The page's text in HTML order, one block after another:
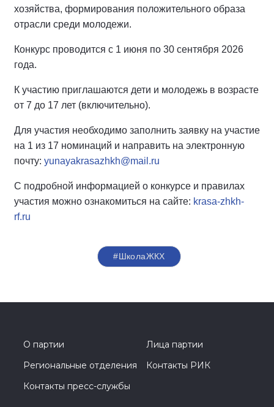
хозяйства, формирования положительного образа
отрасли среди молодежи.
Конкурс проводится с 1 июня по 30 сентября 2026
года.
К участию приглашаются дети и молодежь в возрасте
от 7 до 17 лет (включительно).
Для участия необходимо заполнить заявку на участие
на 1 из 17 номинаций и направить на электронную
почту: yunayakrasazhkh@mail.ru
С подробной информацией о конкурсе и правилах
участия можно ознакомиться на сайте: krasa-zhkh-
rf.ru
#ШколаЖКХ
О партии
Лица партии
Региональные отделения
Контакты РИК
Контакты пресс-службы